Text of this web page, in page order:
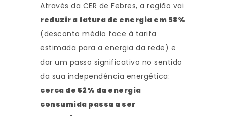
Através da CER de Febres, a região vai
reduzir a fatura de energia em 58%
(desconto médio face à tarifa
estimada para a energia da rede) e
dar um passo significativo no sentido
da sua independência energética:
cerca de 52% da energia
consumida passa a ser